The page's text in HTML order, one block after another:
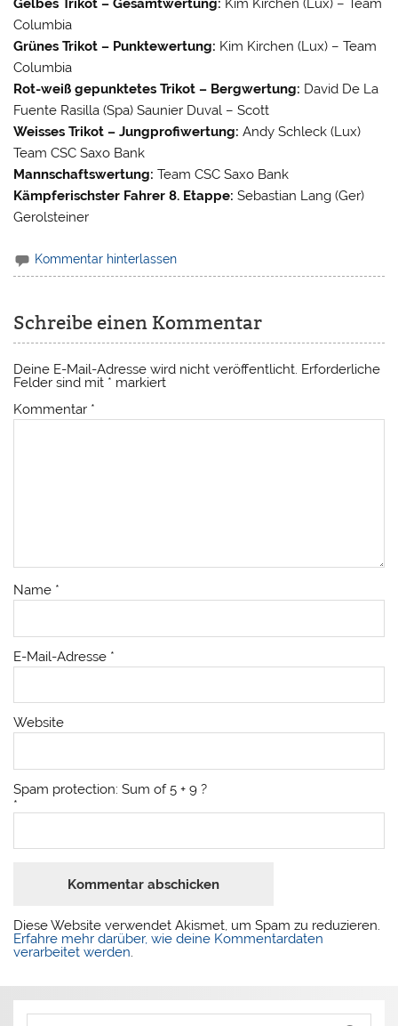
Gelbes Trikot – Gesamtwertung: Kim Kirchen (Lux) – Team
Columbia
Grünes Trikot – Punktewertung: Kim Kirchen (Lux) – Team
Columbia
Rot-weiß gepunktetes Trikot – Bergwertung: David De La
Fuente Rasilla (Spa) Saunier Duval – Scott
Weisses Trikot – Jungprofiwertung: Andy Schleck (Lux)
Team CSC Saxo Bank
Mannschaftswertung: Team CSC Saxo Bank
Kämpferischster Fahrer 8. Etappe: Sebastian Lang (Ger)
Gerolsteiner
Kommentar hinterlassen
Schreibe einen Kommentar
Deine E-Mail-Adresse wird nicht veröffentlicht. Erforderliche
Felder sind mit * markiert
Kommentar *
Name *
E-Mail-Adresse *
Website
Spam protection: Sum of 5 + 9 ?
*
Diese Website verwendet Akismet, um Spam zu reduzieren.
Erfahre mehr darüber, wie deine Kommentardaten
verarbeitet werden.